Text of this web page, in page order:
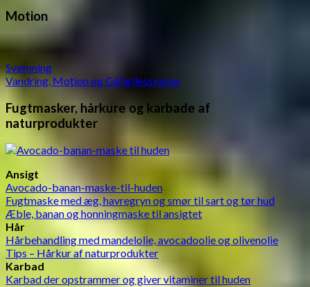
Motion
Svømning
Vandring, Motion og Gåfællesskaber
Fugtmasker, hårkure og karbade af
naturprodukter
Ansigt
Avocado-banan-maske-til-huden
Fugtmaske med æg, havregryn og smør til sart og tør hud
Æble, banan og honningmaske til ansigtet
Hår
Hårbehandling med mandelolie, avocadoolie og olivenolie
Tips – Hårkur af naturprodukter
Karbad
Karbad der opstrammer og giver vitaminer til huden